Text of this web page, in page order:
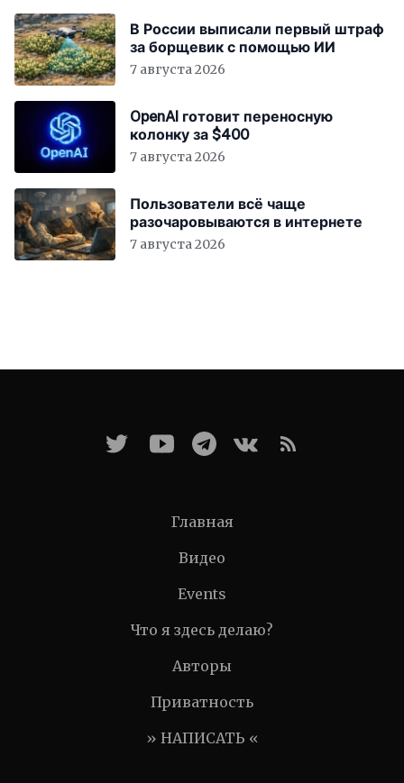
В России выписали первый штраф
за борщевик с помощью ИИ
7 августа 2026
OpenAI готовит переносную
колонку за $400
7 августа 2026
Пользователи всё чаще
разочаровываются в интернете
7 августа 2026
Главная
Видео
Events
Что я здесь делаю?
Авторы
Приватность
» НАПИСАТЬ «